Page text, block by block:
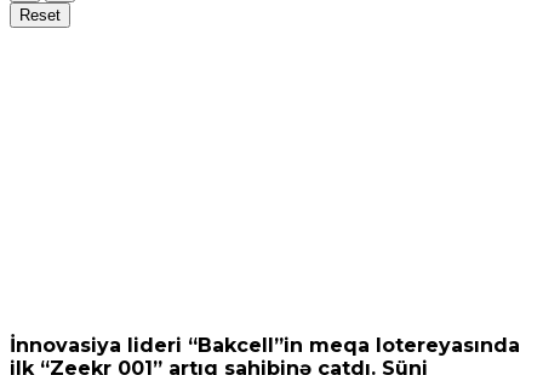
Reset
İnnovasiya lideri “Bakcell”in meqa lotereyasında
ilk “Zeekr 001” artıq sahibinə çatdı. Süni